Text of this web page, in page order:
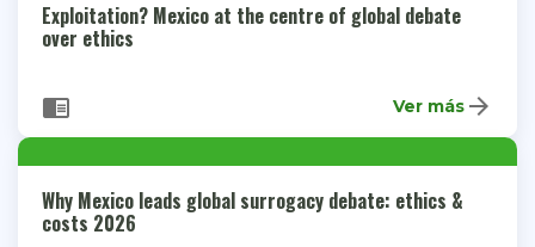
Exploitation? Mexico at the centre of global debate
over ethics
chrome_reader_mode Ver más arrow_forward
Why Mexico leads global surrogacy debate: ethics &
costs 2026